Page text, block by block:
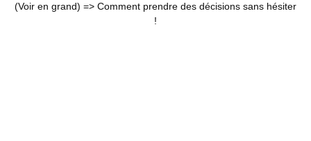
(Voir en grand) => Comment prendre des décisions sans hésiter
!